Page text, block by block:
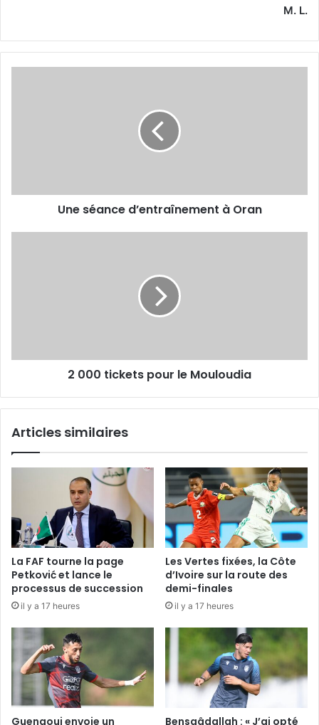
M. L.
Une séance d’entraînement à Oran
2 000 tickets pour le Mouloudia
Articles similaires
La FAF tourne la page
Petković et lance le
processus de succession
il y a 17 heures
Les Vertes fixées, la Côte
d’Ivoire sur la route des
demi-finales
il y a 17 heures
Guenaoui envoie un Bensaâdallah : « J’ai opté